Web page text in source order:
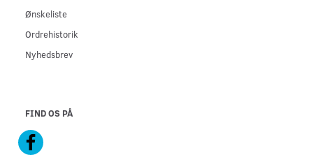
Ønskeliste
Ordrehistorik
Nyhedsbrev
FIND OS PÅ